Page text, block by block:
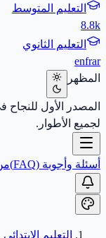
التعليم المتوسط
8.8k
التعليم الثانوي
enfrar
المظهر
لجميع الأطوار.
أسئلة وأجوبة (FAQ)
التعليم الإبتدائي